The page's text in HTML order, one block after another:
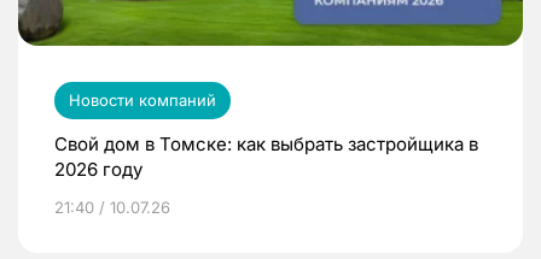
Новости компаний
Свой дом в Томске: как выбрать застройщика в
2026 году
21:40 / 10.07.26